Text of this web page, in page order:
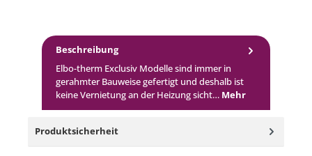
Beschreibung
Elbo-therm Exclusiv Modelle sind immer in
gerahmter Bauweise gefertigt und deshalb ist
keine Vernietung an der Heizung sicht… Mehr
Produktsicherheit